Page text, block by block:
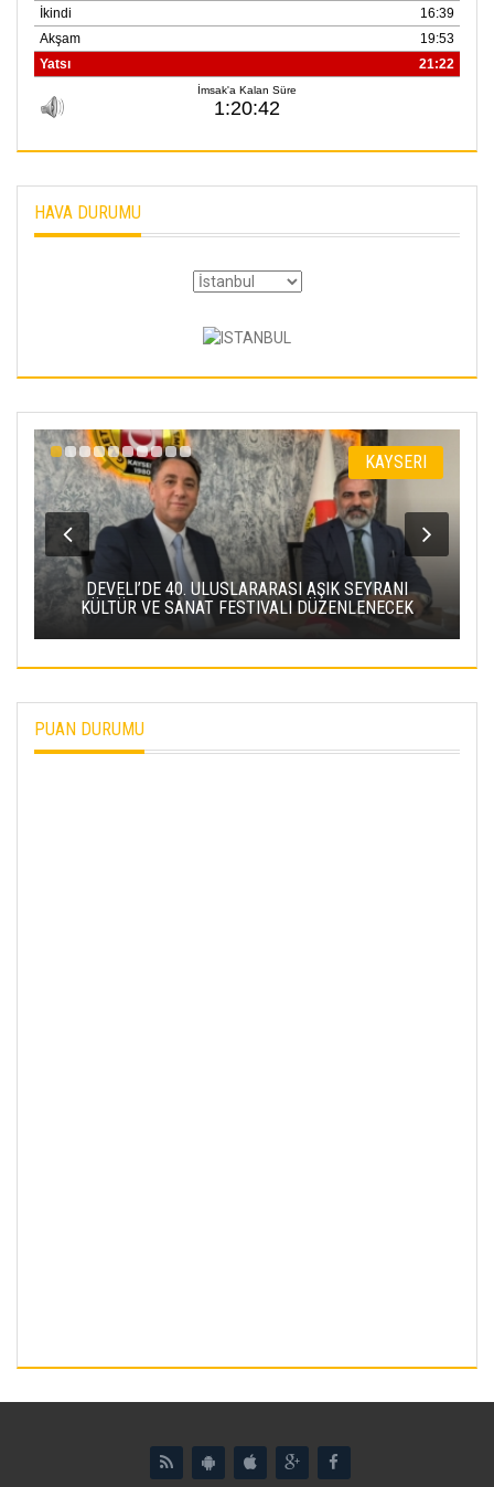
HAVA DURUMU
KAYSERI
DEVELI’DE 40. ULUSLARARASI AŞIK SEYRANI
KÜLTÜR VE SANAT FESTIVALI DÜZENLENECEK
PUAN DURUMU